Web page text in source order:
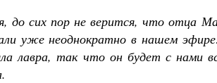
до сих пор не верится, что отца
уже неоднократно в нашем
лавра, так что он будет с